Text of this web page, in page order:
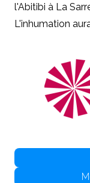
l'Abitibi à La
L'inhumation